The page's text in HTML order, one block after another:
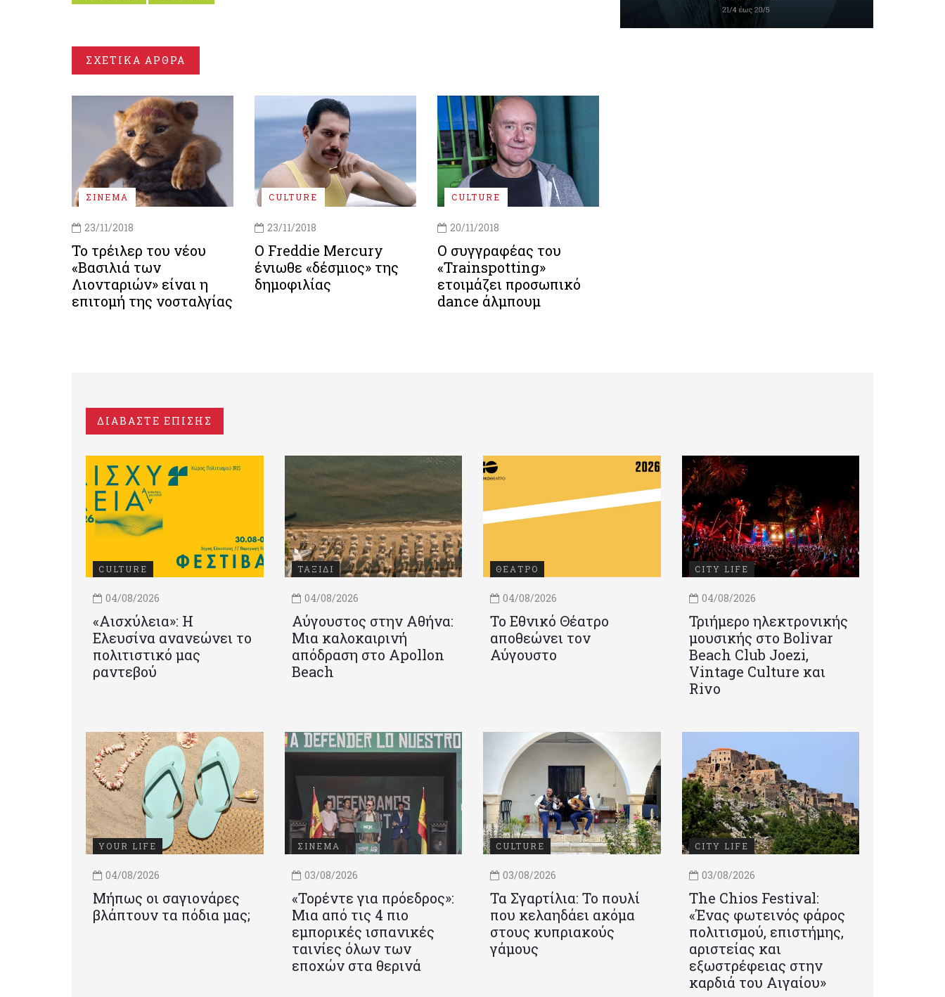
ΣΧΕΤΙΚΑ ΑΡΘΡΑ
ΣΙΝΕΜΑ
23/11/2018
Το τρέιλερ του νέου
«Βασιλιά των
Λιονταριών» είναι η
επιτομή της νοσταλγίας
CULTURE
23/11/2018
Ο Freddie Mercury
ένιωθε «δέσμιος» της
δημοφιλίας
CULTURE
20/11/2018
Ο συγγραφέας του
«Trainspotting»
ετοιμάζει προσωπικό
dance άλμπουμ
ΔΙΑΒΑΣΤΕ ΕΠΙΣΗΣ
CULTURE
04/08/2026
«Αισχύλεια»: Η
Ελευσίνα ανανεώνει το
πολιτιστικό μας
ραντεβού
ΤΑΞΙΔΙ
04/08/2026
Αύγουστος στην Αθήνα:
Μια καλοκαιρινή
απόδραση στο Apollon
Beach
ΘΕΑΤΡΟ
04/08/2026
Το Εθνικό Θέατρο
αποθεώνει τον
Αύγουστο
CITY LIFE
04/08/2026
Τριήμερο ηλεκτρονικής
μουσικής στο Bolivar
Beach Club Joezi,
Vintage Culture και
Rivo
YOUR LIFE
04/08/2026
Μήπως οι σαγιονάρες
βλάπτουν τα πόδια μας;
ΣΙΝΕΜΑ
03/08/2026
«Τορέντε για πρόεδρος»:
Mια από τις 4 πιο
εμπορικές ισπανικές
ταινίες όλων των
εποχών στα θερινά
CULTURE
03/08/2026
Τα Σγαρτίλια: Το πουλί
που κελαηδάει ακόμα
στους κυπριακούς
γάμους
CITY LIFE
03/08/2026
Τhe Chios Festival:
«Ένας φωτεινός φάρος
πολιτισμού, επιστήμης,
αριστείας και
εξωστρέφειας στην
καρδιά του Αιγαίου»